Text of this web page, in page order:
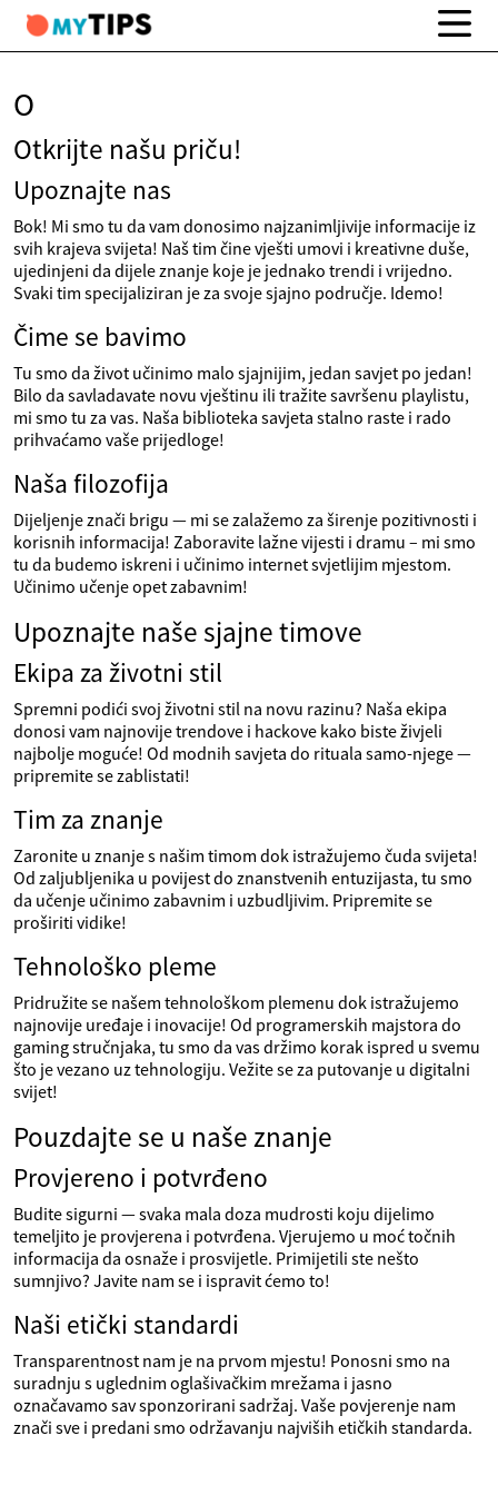
O
Otkrijte našu priču!
Upoznajte nas
Bok! Mi smo tu da vam donosimo najzanimljivije informacije iz
svih krajeva svijeta! Naš tim čine vješti umovi i kreativne duše,
ujedinjeni da dijele znanje koje je jednako trendi i vrijedno.
Svaki tim specijaliziran je za svoje sjajno područje. Idemo!
Čime se bavimo
Tu smo da život učinimo malo sjajnijim, jedan savjet po jedan!
Bilo da savladavate novu vještinu ili tražite savršenu playlistu,
mi smo tu za vas. Naša biblioteka savjeta stalno raste i rado
prihvaćamo vaše prijedloge!
Naša filozofija
Dijeljenje znači brigu — mi se zalažemo za širenje pozitivnosti i
korisnih informacija! Zaboravite lažne vijesti i dramu – mi smo
tu da budemo iskreni i učinimo internet svjetlijim mjestom.
Učinimo učenje opet zabavnim!
Upoznajte naše sjajne timove
Ekipa za životni stil
Spremni podići svoj životni stil na novu razinu? Naša ekipa
donosi vam najnovije trendove i hackove kako biste živjeli
najbolje moguće! Od modnih savjeta do rituala samo-njege —
pripremite se zablistati!
Tim za znanje
Zaronite u znanje s našim timom dok istražujemo čuda svijeta!
Od zaljubljenika u povijest do znanstvenih entuzijasta, tu smo
da učenje učinimo zabavnim i uzbudljivim. Pripremite se
proširiti vidike!
Tehnološko pleme
Pridružite se našem tehnološkom plemenu dok istražujemo
najnovije uređaje i inovacije! Od programerskih majstora do
gaming stručnjaka, tu smo da vas držimo korak ispred u svemu
što je vezano uz tehnologiju. Vežite se za putovanje u digitalni
svijet!
Pouzdajte se u naše znanje
Provjereno i potvrđeno
Budite sigurni — svaka mala doza mudrosti koju dijelimo
temeljito je provjerena i potvrđena. Vjerujemo u moć točnih
informacija da osnaže i prosvijetle. Primijetili ste nešto
sumnjivo? Javite nam se i ispravit ćemo to!
Naši etički standardi
Transparentnost nam je na prvom mjestu! Ponosni smo na
suradnju s uglednim oglašivačkim mrežama i jasno
označavamo sav sponzorirani sadržaj. Vaše povjerenje nam
znači sve i predani smo održavanju najviših etičkih standarda.